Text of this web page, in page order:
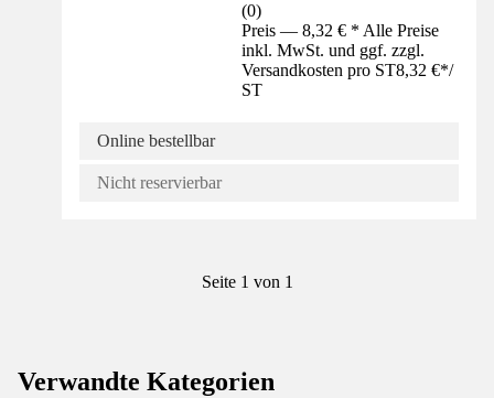
(0)
Preis — 8,32 € * Alle Preise
inkl. MwSt. und ggf. zzgl.
Versandkosten pro ST8,32 €*/
ST
Online bestellbar
Nicht reservierbar
Seite 1 von 1
Verwandte Kategorien